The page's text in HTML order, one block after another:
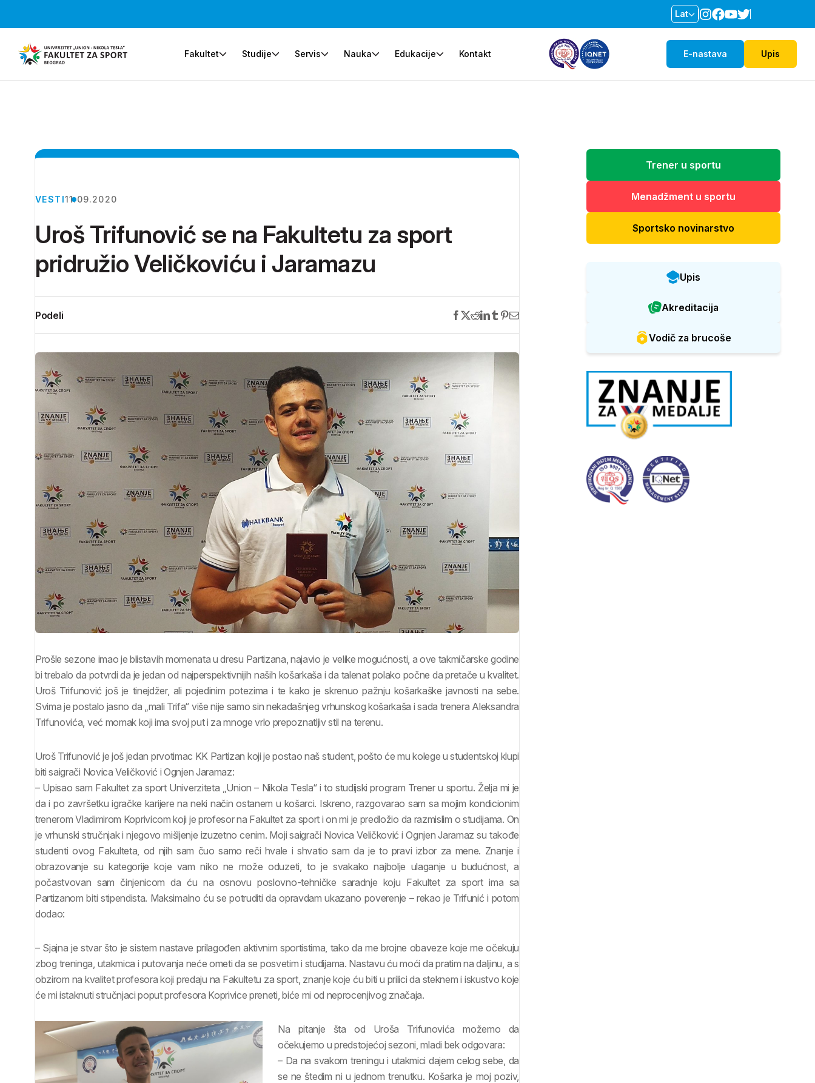
Lat
Fakultet Studije Servis Nauka Edukacije Kontakt E-nastava Upis
VESTI11.09.2020
Uroš Trifunović se na Fakultetu za sport
pridružio Veličkoviću i Jaramazu
Podeli
Prošle sezone imao je blistavih momenata u dresu Partizana, najavio je velike mogućnosti, a ove takmičarske godine
bi trebalo da potvrdi da je jedan od najperspektivnijih naših košarkaša i da talenat polako počne da pretače u kvalitet.
Uroš Trifunović još je tinejdžer, ali pojedinim potezima i te kako je skrenuo pažnju košarkaške javnosti na sebe.
Svima je postalo jasno da „mali Trifa“ više nije samo sin nekadašnjeg vrhunskog košarkaša i sada trenera Aleksandra
Trifunovića, već momak koji ima svoj put i za mnoge vrlo prepoznatljiv stil na terenu.
Uroš Trifunović je još jedan prvotimac KK Partizan koji je postao naš student, pošto će mu kolege u studentskoj klupi
biti saigrači Novica Veličković i Ognjen Jaramaz:
– Upisao sam Fakultet za sport Univerziteta „Union – Nikola Tesla“ i to studijski program Trener u sportu. Želja mi je
da i po završetku igračke karijere na neki način ostanem u košarci. Iskreno, razgovarao sam sa mojim kondicionim
trenerom Vladimirom Koprivicom koji je profesor na Fakultet za sport i on mi je predložio da razmislim o studijama. On
je vrhunski stručnjak i njegovo mišljenje izuzetno cenim. Moji saigrači Novica Veličković i Ognjen Jaramaz su takođe
studenti ovog Fakulteta, od njih sam čuo samo reči hvale i shvatio sam da je to pravi izbor za mene. Znanje i
obrazovanje su kategorije koje vam niko ne može oduzeti, to je svakako najbolje ulaganje u budućnost, a
počastvovan sam činjenicom da ću na osnovu poslovno-tehničke saradnje koju Fakultet za sport ima sa
Partizanom biti stipendista. Maksimalno ću se potruditi da opravdam ukazano poverenje – rekao je Trifunić i potom
dodao:
– Sjajna je stvar što je sistem nastave prilagođen aktivnim sportistima, tako da me brojne obaveze koje me očekuju
zbog treninga, utakmica i putovanja neće ometi da se posvetim i studijama. Nastavu ću moći da pratim na daljinu, a s
obzirom na kvalitet profesora koji predaju na Fakultetu za sport, znanje koje ću biti u prilici da steknem i iskustvo koje
će mi istaknuti stručnjaci poput profesora Koprivice preneti, biće mi od neprocenjivog značaja.
Na pitanje šta od Uroša Trifunovića možemo da
očekujemo u predstojećoj sezoni, mladi bek odgovara:
– Da na svakom treningu i utakmici dajem celog sebe, da
se ne štedim ni u jednom trenutku. Košarka je moj poziv,
Trener u sportu
Menadžment u sportu
Sportsko novinarstvo
Upis
Akreditacija
Vodič za brucoše